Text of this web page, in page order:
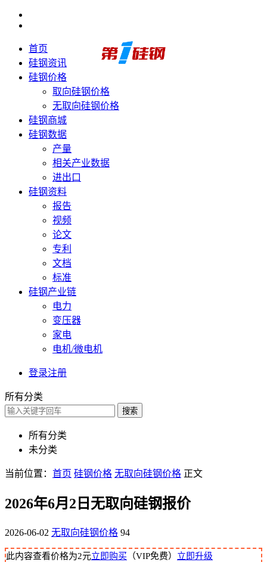
首页
硅钢资讯
硅钢价格
取向硅钢价格
无取向硅钢价格
硅钢商城
硅钢数据
产量
相关产业数据
进出口
硅钢资料
报告
视频
论文
专利
文档
标准
硅钢产业链
电力
变压器
家电
电机/微电机
登录注册
所有分类
搜索
所有分类
未分类
当前位置： 首页 硅钢价格 无取向硅钢价格 正文
2026年6月2日无取向硅钢报价
2026-06-02 无取向硅钢价格 94
此内容查看价格为2元立即购买 （VIP免费） 立即升级